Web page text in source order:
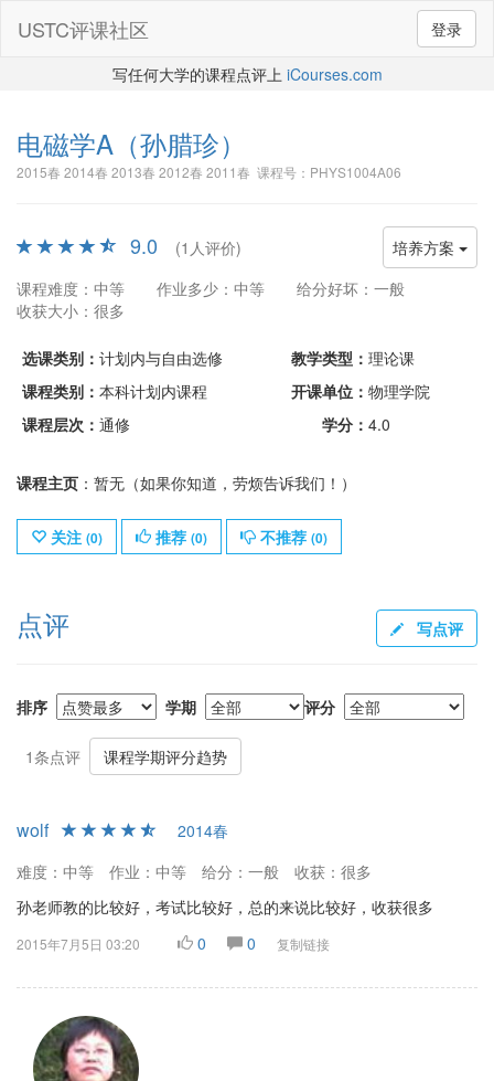
登录
USTC评课社区
写任何大学的课程点评上 iCourses.com
电磁学A （孙腊珍）
2015春 2014春 2013春 2012春 2011春 课程号：PHYS1004A06
培养方案
9.0
(1人评价)
课程难度：中等
作业多少：中等
给分好坏：一般
收获大小：很多
选课类别： 计划内与自由选修 教学类型： 理论课
课程类别： 本科计划内课程 开课单位： 物理学院
课程层次： 通修 学分： 4.0
课程主页 ：暂无（如果你知道，劳烦告诉我们！）
关注 (0) 推荐 (0) 不推荐 (0)
点评 写点评
排序 学期 评分
1条点评 课程学期评分趋势
wolf
2014春
难度：中等
作业：中等 给分：一般
收获：很多
孙老师教的比较好，考试比较好，总的来说比较好，收获很多
2015年7月5日 03:20 0 0 复制链接